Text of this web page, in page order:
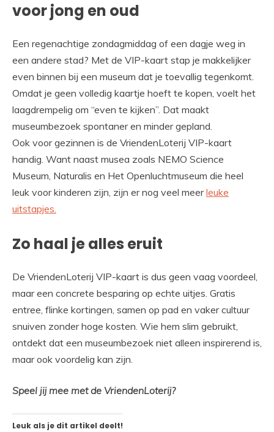
voor jong en oud
Een regenachtige zondagmiddag of een dagje weg in
een andere stad? Met de VIP-kaart stap je makkelijker
even binnen bij een museum dat je toevallig tegenkomt.
Omdat je geen volledig kaartje hoeft te kopen, voelt het
laagdrempelig om “even te kijken”. Dat maakt
museumbezoek spontaner en minder gepland.
Ook voor gezinnen is de VriendenLoterij VIP-kaart
handig. Want naast musea zoals NEMO Science
Museum, Naturalis en Het Openluchtmuseum die heel
leuk voor kinderen zijn, zijn er nog veel meerleuke
uitstapjes.
Zo haal je alles eruit
De VriendenLoterij VIP-kaart is dus geen vaag voordeel,
maar een concrete besparing op echte uitjes. Gratis
entree, flinke kortingen, samen op pad en vaker cultuur
snuiven zonder hoge kosten. Wie hem slim gebruikt,
ontdekt dat een museumbezoek niet alleen inspirerend is,
maar ook voordelig kan zijn.
Speel jij mee met de VriendenLoterij?
Leuk als je dit artikel deelt!